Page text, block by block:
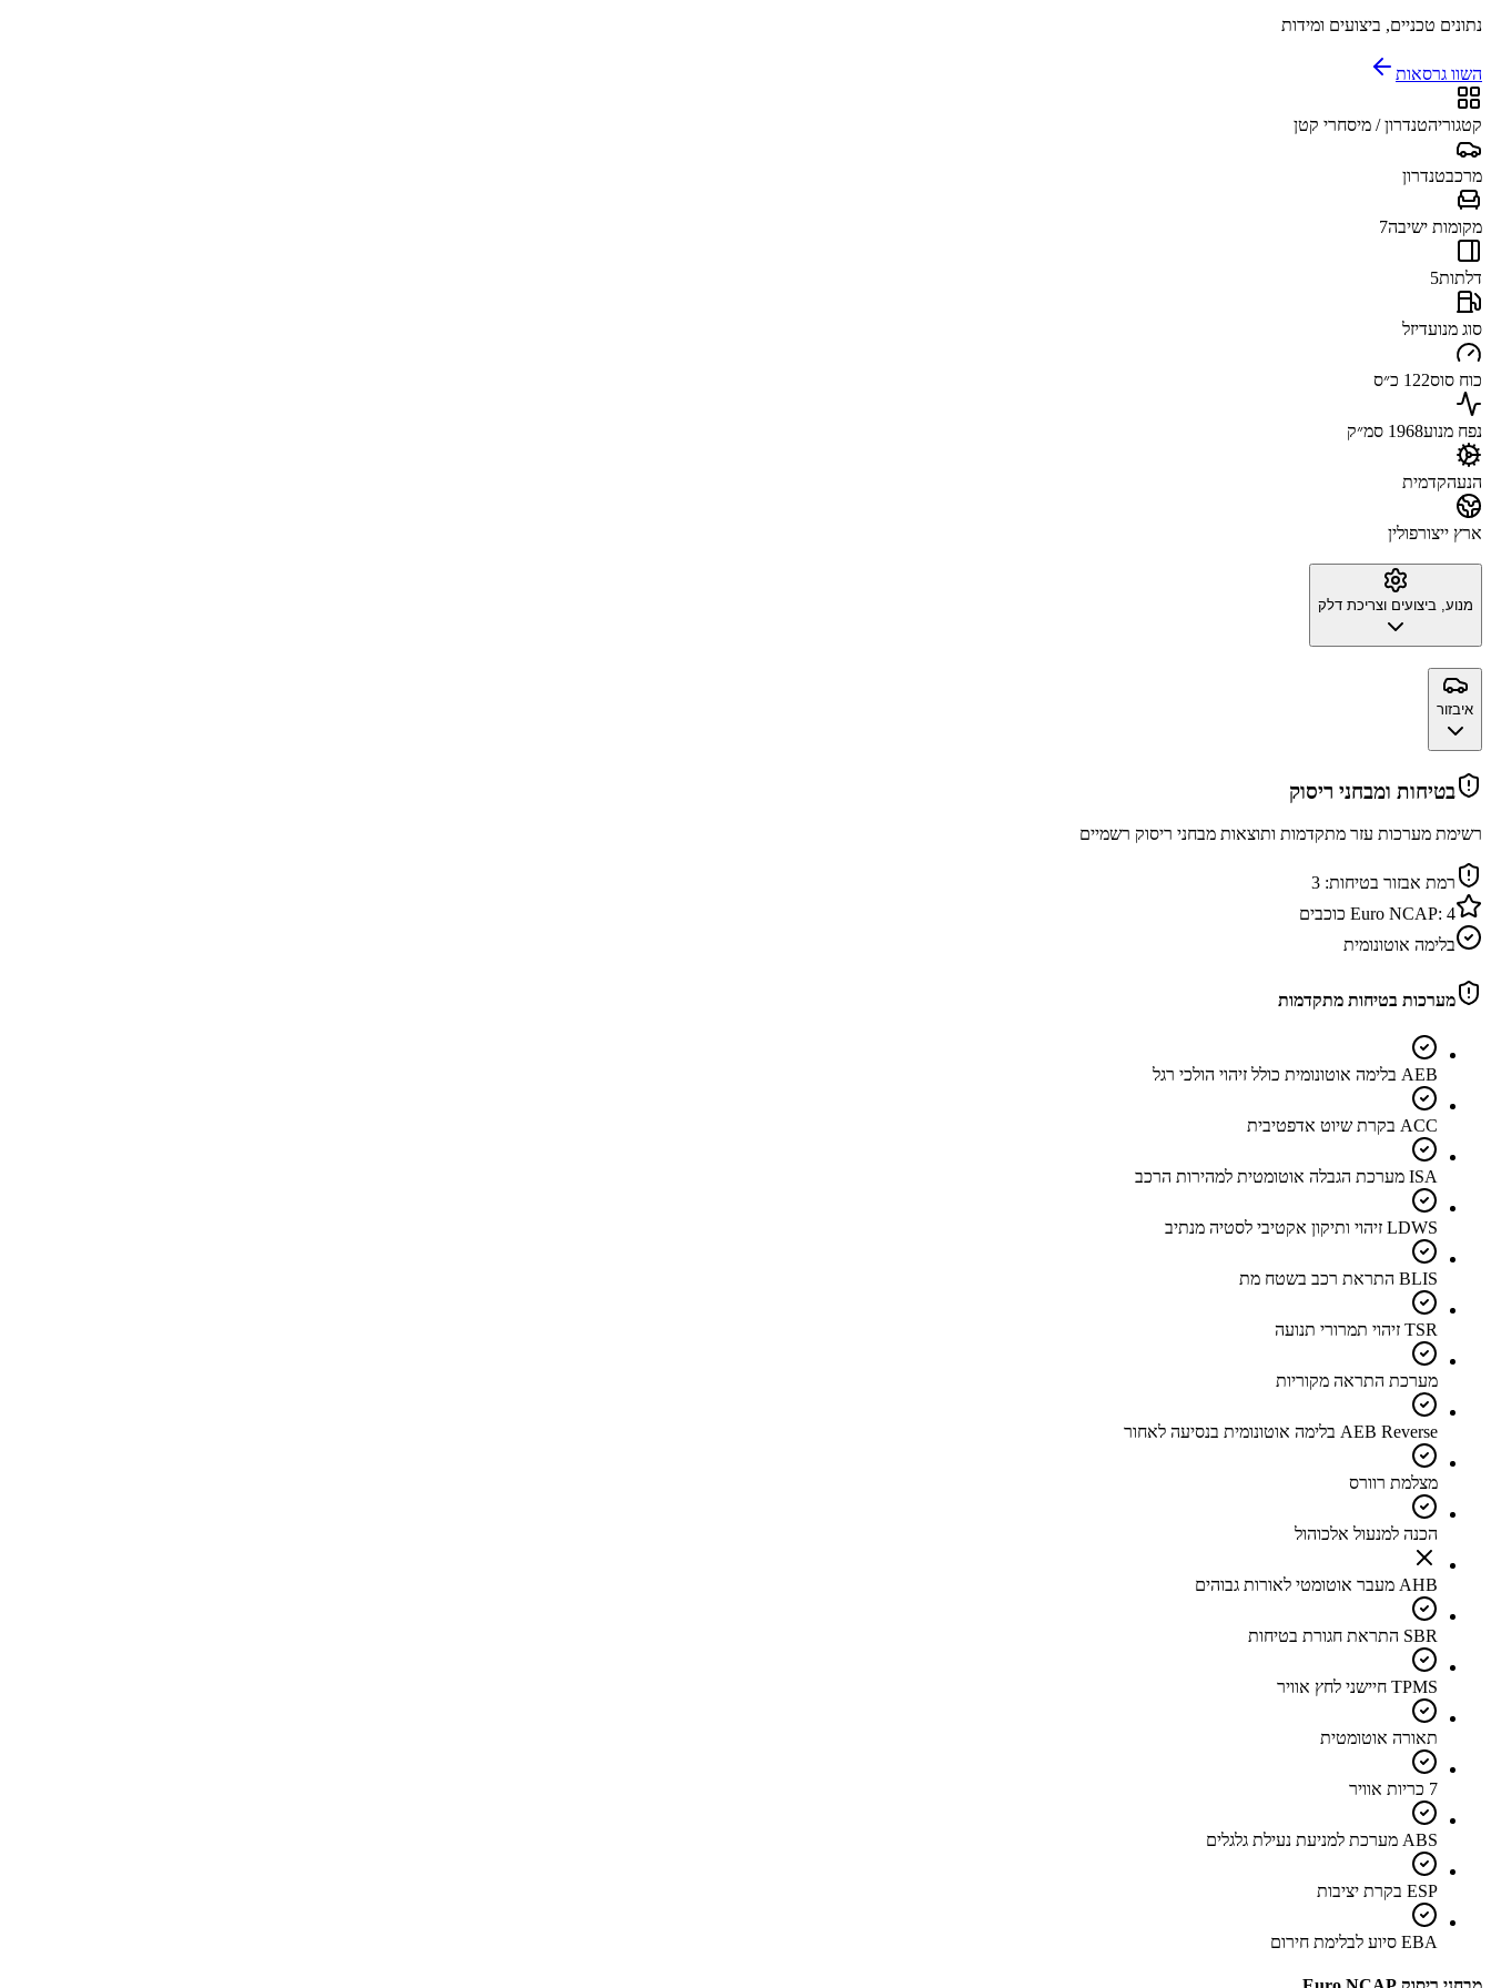
נתונים טכניים, ביצועים ומידות
השוו גרסאות
קטגוריהטנדרון / מיסחרי קטן
מרכבטנדרון
מקומות ישיבה7
דלתות5
סוג מנועדיזל
כוח סוס122 כ״ס
נפח מנוע1968 סמ״ק
הנעהקדמית
ארץ ייצורפולין
מנוע, ביצועים וצריכת דלק
איבזור
בטיחות ומבחני ריסוק
רשימת מערכות עזר מתקדמות ותוצאות מבחני ריסוק רשמיים
רמת אבזור בטיחות: 3
Euro NCAP: 4
כוכבים
בלימה אוטונומית
מערכות בטיחות מתקדמות
AEB בלימה אוטונומית כולל זיהוי הולכי רגל
ACC בקרת שיוט אדפטיבית
ISA מערכת הגבלה אוטומטית למהירות הרכב
LDWS זיהוי ותיקון אקטיבי לסטיה מנתיב
BLIS התראת רכב בשטח מת
TSR זיהוי תמרורי תנועה
מערכת התראה מקוריות
AEB Reverse בלימה אוטונומית בנסיעה לאחור
מצלמת רוורס
הכנה למנעול אלכוהול
AHB מעבר אוטומטי לאורות גבוהים
SBR התראת חגורת בטיחות
TPMS חיישני לחץ אוויר
תאורה אוטומטית
7 כריות אוויר
ABS מערכת למניעת נעילת גלגלים
ESP בקרת יציבות
EBA סיוע לבלימת חירום